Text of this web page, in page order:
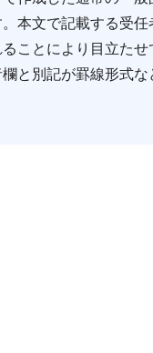
本文で記載する受
ことにより目立た
と別記が罫線形式な